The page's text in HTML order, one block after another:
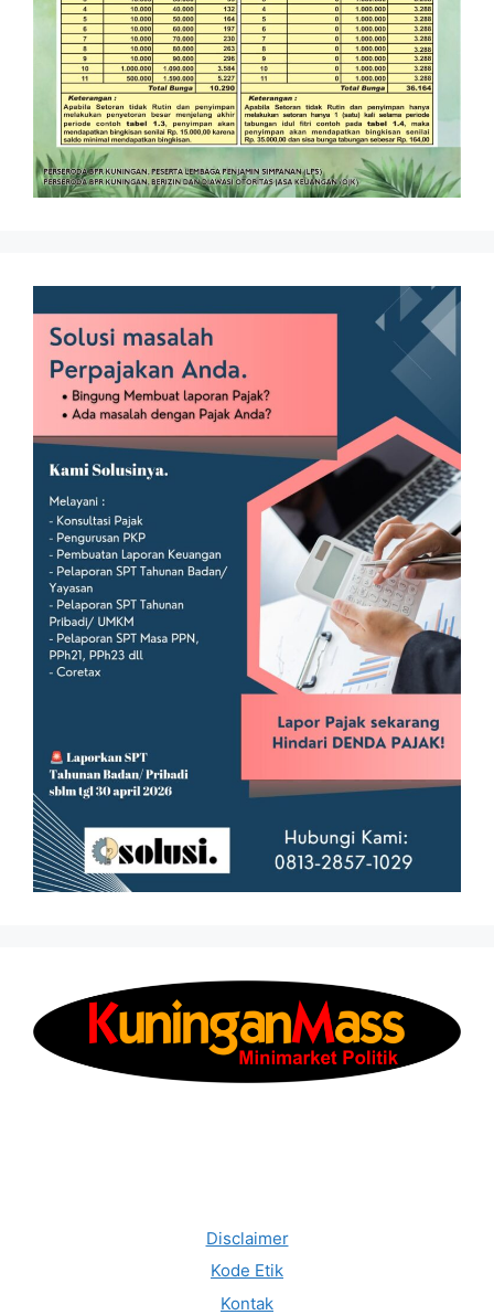
Disclaimer
Kode Etik
Kontak